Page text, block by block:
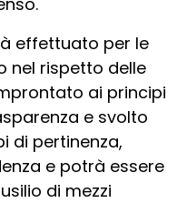
effettuato per le
nel rispetto delle
ai principi
e svolto
di pertinenza,
e potrà essere
di mezzi